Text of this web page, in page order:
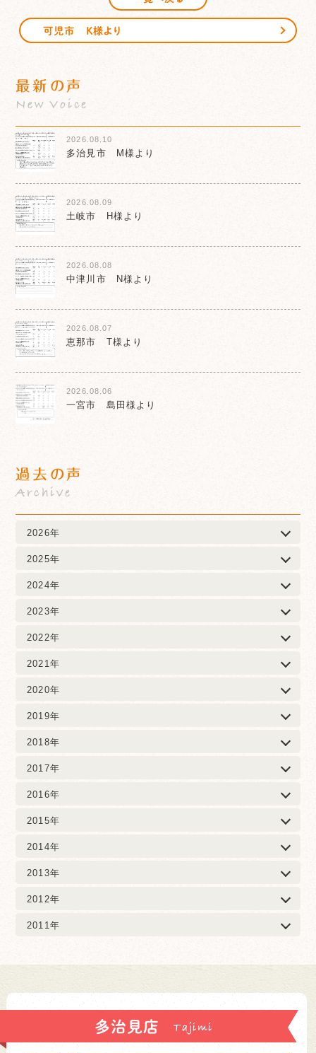
可児市 K様より
最新の声
New Voice
2026.08.10
多治見市 M様より
2026.08.09
土岐市 H様より
2026.08.08
中津川市 N様より
2026.08.07
恵那市 T様より
2026.08.06
一宮市 島田様より
過去の声
Archive
2026年
2025年
2024年
2023年
2022年
2021年
2020年
2019年
2018年
2017年
2016年
2015年
2014年
2013年
2012年
2011年
多治見店